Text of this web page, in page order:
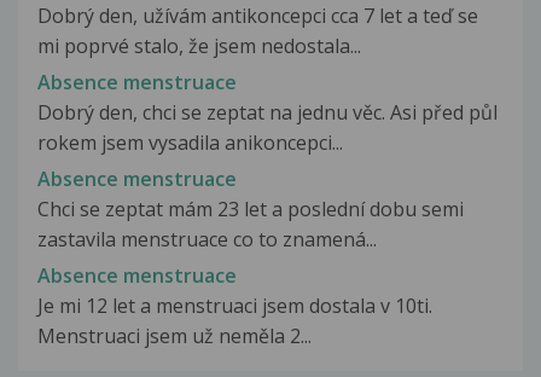
Dobrý den, užívám antikoncepci cca 7 let a teď se
mi poprvé stalo, že jsem nedostala...
Absence menstruace
Dobrý den, chci se zeptat na jednu věc. Asi před půl
rokem jsem vysadila anikoncepci...
Absence menstruace
Chci se zeptat mám 23 let a poslední dobu semi
zastavila menstruace co to znamená...
Absence menstruace
Je mi 12 let a menstruaci jsem dostala v 10ti.
Menstruaci jsem už neměla 2...